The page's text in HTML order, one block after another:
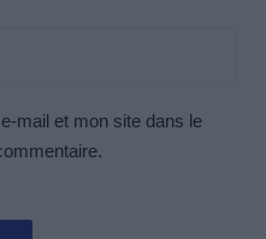
mail et mon site dans le